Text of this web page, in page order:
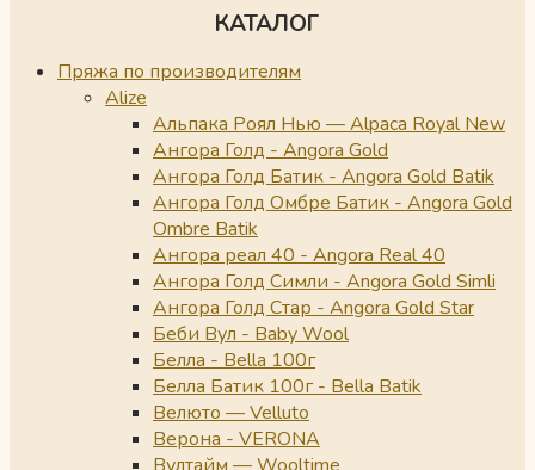
КАТАЛОГ
Пряжа по производителям
Alize
Альпака Роял Нью — Alpaca Royal New
Ангора Голд - Angora Gold
Ангора Голд Батик - Angora Gold Batik
Ангора Голд Омбре Батик - Angora Gold
Ombre Batik
Ангора реал 40 - Angora Real 40
Ангора Голд Симли - Angora Gold Simli
Ангора Голд Стар - Angora Gold Star
Беби Вул - Baby Wool
Белла - Bella 100г
Белла Батик 100г - Bella Batik
Велюто — Velluto
Верона - VERONA